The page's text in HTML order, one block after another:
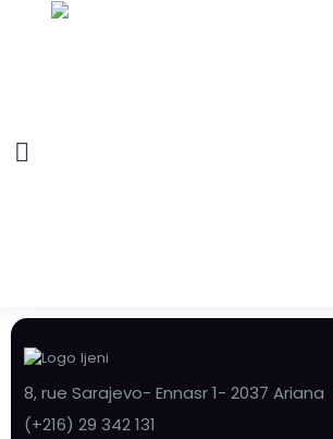
8, rue Sarajevo- Ennasr 1- 2037 Ariana
(+216) 29 342 131